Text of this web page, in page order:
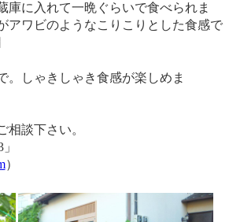
庫に入れて一晩ぐらいで食べられま
アワビのようなこりこりとした食感で
。しゃきしゃき食感が楽しめま
談下さい。
）